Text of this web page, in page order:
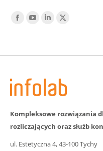
Find us on:
Facebook
LinkedTwitter
Kompleksowe rozwiązania
rozliczających oraz służb
ul. Estetyczna 4, 43-100 Tychy